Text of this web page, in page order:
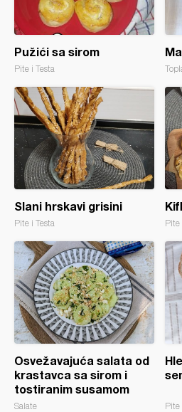
Pužići sa sirom
Pite i Testa
Slani hrskavi grisini
Pite i Testa Pite
Osvežavajuća salata od
krastavca sa sirom i
tostiranim susamom
Salate Pite